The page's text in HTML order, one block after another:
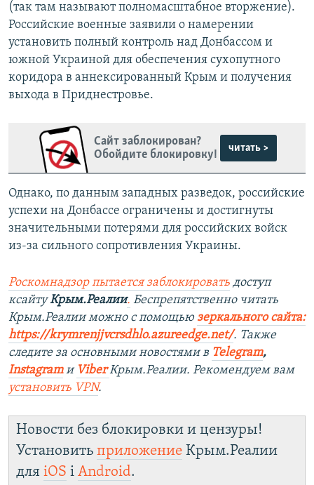
(так там называют полномасштабное вторжение).
Российские военные заявили о намерении
установить полный контроль над Донбассом и
южной Украиной для обеспечения сухопутного
коридора в аннексированный Крым и получения
выхода в Приднестровье.
Сайт заблокирован?
Обойдите блокировку!
читать >
Однако, по данным западных разведок, российские
успехи на Донбассе ограничены и достигнуты
значительными потерями для российских войск
из-за сильного сопротивления Украины.
Роскомнадзор пытается заблокировать доступ
ксайтуКрым.Реалии. Беспрепятственно читать
Крым.Реалии можно с помощью зеркального сайта:
https://krymrenjjvcrsdhlo.azureedge.net/. Также
следите за основными новостями в Telegram,
Instagramи ViberКрым.Реалии. Рекомендуем вам
установить VPN.
Новости без блокировки и цензуры!
Установить приложение Крым.Реалии
для iOS і Android.